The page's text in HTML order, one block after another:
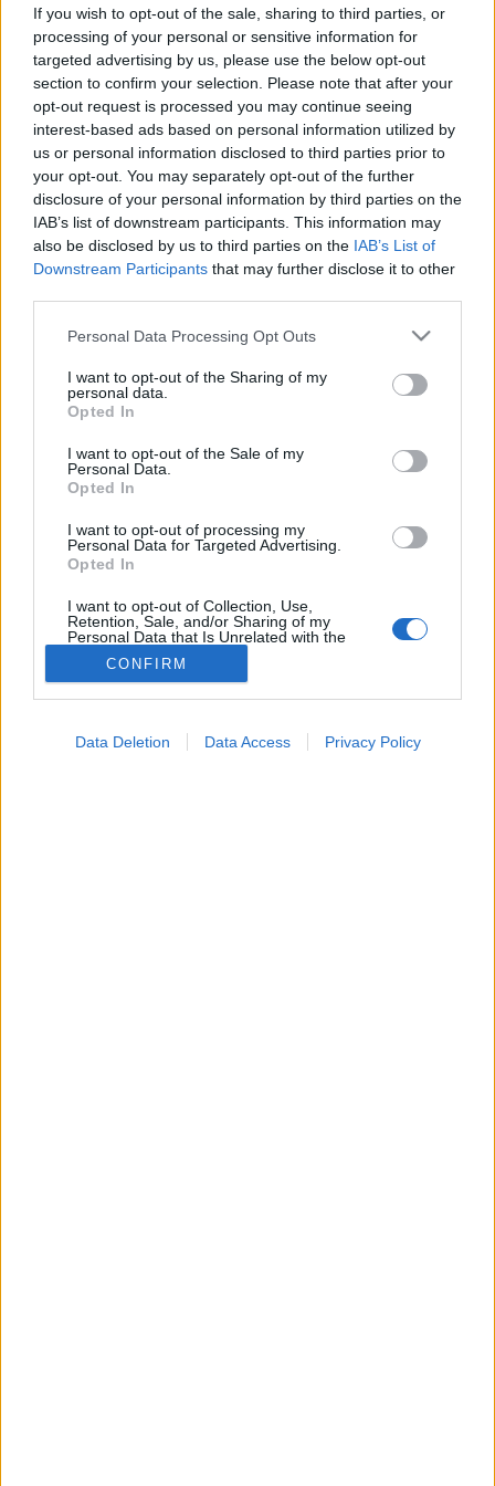
If you wish to opt-out of the sale, sharing to third parties, or
processing of your personal or sensitive information for
targeted advertising by us, please use the below opt-out
section to confirm your selection. Please note that after your
opt-out request is processed you may continue seeing
interest-based ads based on personal information utilized by
us or personal information disclosed to third parties prior to
your opt-out. You may separately opt-out of the further
disclosure of your personal information by third parties on the
IAB’s list of downstream participants. This information may
also be disclosed by us to third parties on the IAB’s List of
Downstream Participants that may further disclose it to other
Please note that this website/app uses one or more Google
not limited to your visit or usage behaviour. You may click to
grant or deny consent to Google and its third-party tags to
use your data for below specified purposes in below Google
consent section.
Personal Data Processing Opt Outs
I want to opt-out of the Sharing of my
personal data.
Opted In
I want to opt-out of the Sale of my
Personal Data.
Opted In
I want to opt-out of processing my
Personal Data for Targeted Advertising.
Opted In
I want to opt-out of Collection, Use,
Retention, Sale, and/or Sharing of my
Personal Data that Is Unrelated with the
Purposes for which it was collected.
Opted Out
CONFIRM
Data Deletion Data Access Privacy Policy
megelőzhető lenne
2026. július 03. 16:34
Küldés Küldés Messengeren